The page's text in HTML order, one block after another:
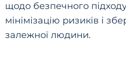
щодо безпечного
мінімізацію ризиків і
залежної людини.